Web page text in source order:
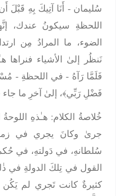
سُليمان -أَنَا آتِيكَ بِهِ قَبْلَ
اللحظةِ سيكونُ عندك،
الضوء، ما المرادُ مِن
نَنظُر إلىٰ الأشياء فنراها
فَلَمَّا رَآهُ - في اللحظةِ -
فَضْلِ رَبِّي﴾، إلىٰ آخرِ ما جاء
خُلاصةُ الكلام: هـٰذهِ اللوحةُ
جرىٰ وكانَ يجري في
سُلطانهِ، في دَولتهِ، في
القول في تِلكَ الدولةِ في
كثيرةٌ كانت تَجري لم يَكُن